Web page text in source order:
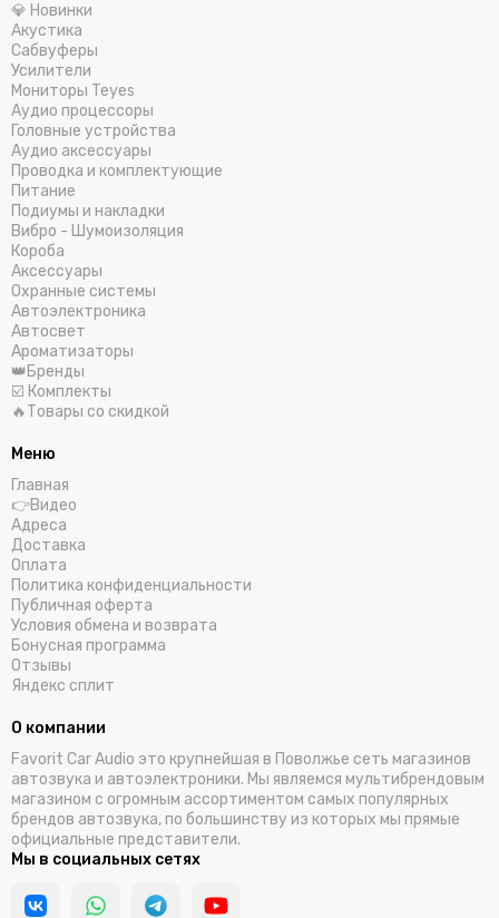
💎 Новинки
Акустика
Сабвуферы
Усилители
Мониторы Teyes
Аудио процессоры
Головные устройства
Аудио аксессуары
Проводка и комплектующие
Питание
Подиумы и накладки
Вибро - Шумоизоляция
Короба
Аксессуары
Охранные системы
Автоэлектроника
Автосвет
Ароматизаторы
👑Бренды
☑️ Комплекты
🔥Товары со скидкой
Меню
Главная
👉Видео
Адреса
Доставка
Оплата
Политика конфиденциальности
Публичная оферта
Условия обмена и возврата
Бонусная программа
Отзывы
Яндекс сплит
О компании
Favorit Car Audio это крупнейшая в Поволжье сеть магазинов
автозвука и автоэлектроники. Мы являемся мультибрендовым
магазином с огромным ассортиментом самых популярных
брендов автозвука, по большинству из которых мы прямые
официальные представители.
Мы в социальных сетях